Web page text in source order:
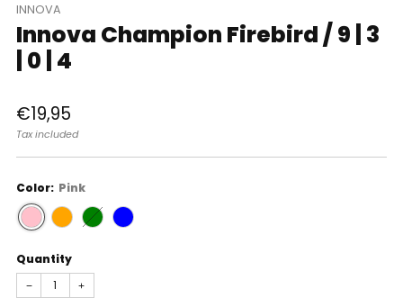
INNOVA
Innova Champion Firebird / 9 | 3
| 0 | 4
Regular
price
€19,95
Tax included
Color: Pink
Quantity
− +